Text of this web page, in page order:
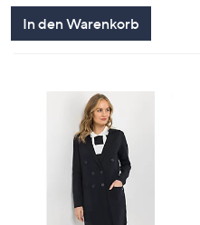
In den Warenkorb